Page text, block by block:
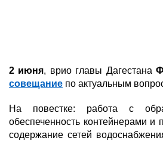
2 июня, врио главы Дагестана
совещание по актуальным
На повестке: работа с
обеспеченность контейнерами
содержание сетей